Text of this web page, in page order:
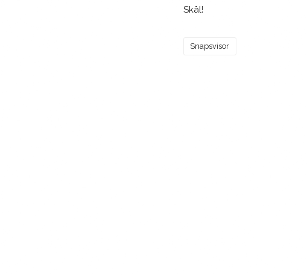
Skål!
Snapsvisor